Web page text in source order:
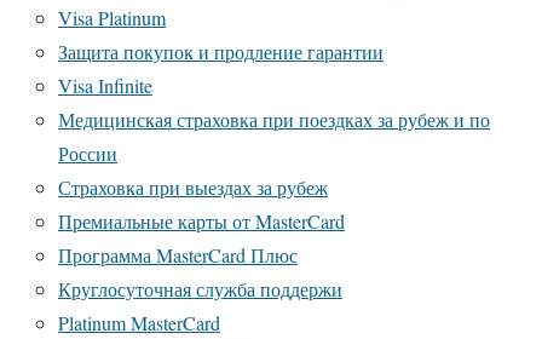
Visa Platinum
Защита покупок и продление гарантии
Visa Infinite
Медицинская страховка при поездках за рубеж и по
России
Страховка при выездах за рубеж
Премиальные карты от MasterCard
Программа MasterCard Плюс
Круглосуточная служба поддержи
Platinum MasterCard